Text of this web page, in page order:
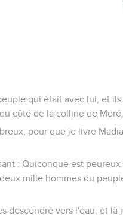
qui était avec lui, et
côté de la colline de
pour que je livre
: Quiconque est peureux
mille hommes du
descendre vers l'eau, et là